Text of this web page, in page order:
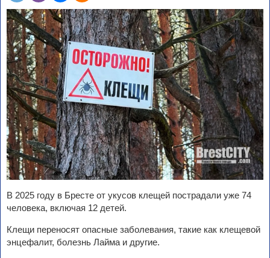
В 2025 году в Бресте от укусов клещей пострадали уже 74
человека, включая 12 детей.
Клещи переносят опасные заболевания, такие как клещевой
энцефалит, болезнь Лайма и другие.